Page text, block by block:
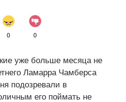
0 0
уже больше месяца не
Ламарра Чамберса
подозревали в
его поймать не